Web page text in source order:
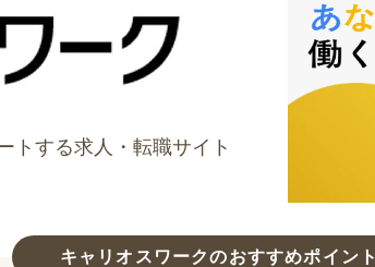
トする求人・転職サイト
キャリオスワークのおすすめポイント